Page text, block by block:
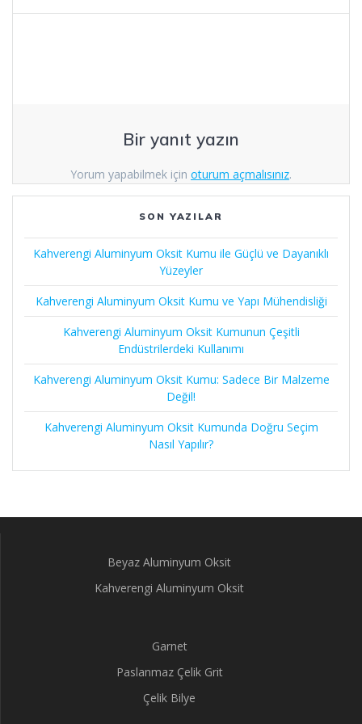
Bir yanıt yazın
Yorum yapabilmek için oturum açmalısınız.
SON YAZILAR
Kahverengi Aluminyum Oksit Kumu ile Güçlü ve Dayanıklı
Yüzeyler
Kahverengi Aluminyum Oksit Kumu ve Yapı Mühendisliği
Kahverengi Aluminyum Oksit Kumunun Çeşitli
Endüstrilerdeki Kullanımı
Kahverengi Aluminyum Oksit Kumu: Sadece Bir Malzeme
Değil!
Kahverengi Aluminyum Oksit Kumunda Doğru Seçim
Nasıl Yapılır?
Beyaz Aluminyum Oksit
Kahverengi Aluminyum Oksit
Garnet
Paslanmaz Çelik Grit
Çelik Bilye